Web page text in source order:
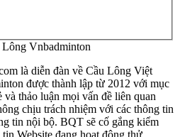
Vnbadminton
là diễn đàn về Cầu Lông Việt
được thành lập từ 2012 với mục
thảo luận mọi vấn đề liên quan
chịu trách nhiệm với các thông tin
tin nội bộ. BQT sẽ cố gắng kiểm
Website đang hoạt động thử